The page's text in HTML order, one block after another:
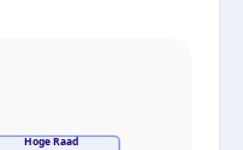
Hoge Raad